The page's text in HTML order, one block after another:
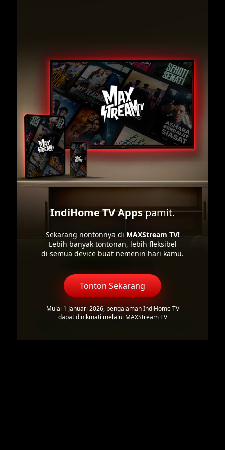
IndiHome TV Appspamit.
Sekarang nontonnya di MAXStream TV!
Lebih banyak tontonan, lebih fleksibel
di semua device buat nemenin hari kamu.
Tonton Sekarang
Mulai 1 Januari 2026, pengalaman IndiHome TV
dapat dinikmati melalui MAXStream TV